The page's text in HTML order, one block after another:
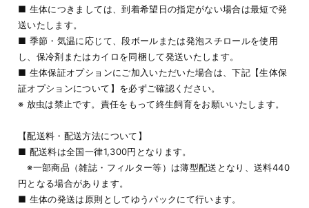
■ 生体につきましては、到着希望日の指定がない場合は最短で発
送いたします。
■ 季節・気温に応じて、段ボールまたは発泡スチロールを使用
し、保冷剤またはカイロを同梱して発送いたします。
■ 生体保証オプションにご加入いただいた場合は、下記【生体保
証オプションについて】を必ずご確認ください。
※ 放虫は禁止です。責任をもって終生飼育をお願いいたします。
【配送料・配送方法について】
■ 配送料は全国一律1,300円となります。
※一部商品（雑誌・フィルター等）は薄型配送となり、送料440
円となる場合があります。
■ 生体の発送は原則としてゆうパックにて行います。